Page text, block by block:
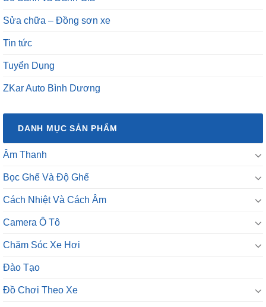
Sửa chữa – Đồng sơn xe
Tin tức
Tuyển Dụng
ZKar Auto Bình Dương
DANH MỤC SẢN PHẨM
Âm Thanh
Bọc Ghế Và Độ Ghế
Cách Nhiệt Và Cách Âm
Camera Ô Tô
Chăm Sóc Xe Hơi
Đào Tạo
Đồ Chơi Theo Xe